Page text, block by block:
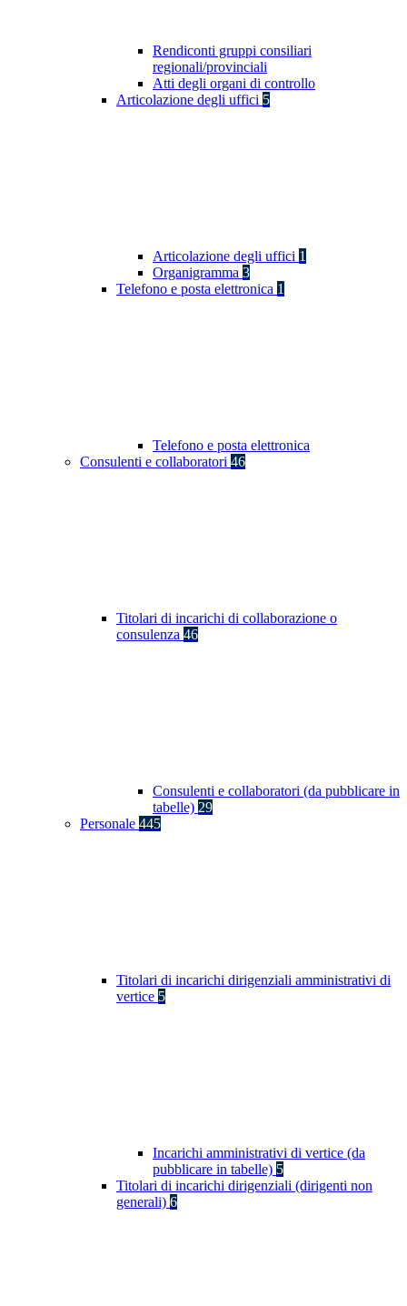
Rendiconti gruppi consiliari
regionali/provinciali
Atti degli organi di controllo
Articolazione degli uffici 5
Articolazione degli uffici 1
Organigramma 3
Telefono e posta elettronica 1
Telefono e posta elettronica
Consulenti e collaboratori 46
Titolari di incarichi di collaborazione o
consulenza 46
Consulenti e collaboratori (da pubblicare in
tabelle) 29
Personale 445
Titolari di incarichi dirigenziali amministrativi di
vertice 5
Incarichi amministrativi di vertice (da
pubblicare in tabelle) 5
Titolari di incarichi dirigenziali (dirigenti non
generali) 6